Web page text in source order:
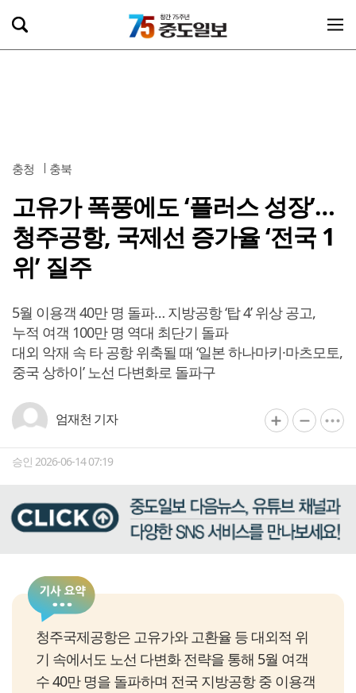
충청 충북
고유가 폭풍에도 ‘플러스 성장’…
청주공항, 국제선 증가율 ‘전국 1
위’ 질주
5월 이용객 40만 명 돌파… 지방공항 ‘탑 4’ 위상 공고,
누적 여객 100만 명 역대 최단기 돌파
대외 악재 속 타 공항 위축될 때 ‘일본 하나마키·마츠모토,
중국 상하이’ 노선 다변화로 돌파구
엄재천 기자
승인 2026-06-14 07:19
청주국제공항은 고유가와 고환율 등 대외적 위
기 속에서도 노선 다변화 전략을 통해 5월 여객
수 40만 명을 돌파하며 전국 지방공항 중 이용객